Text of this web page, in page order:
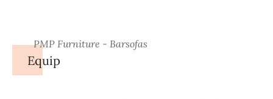
PMP Furniture - Barsofas
Equip